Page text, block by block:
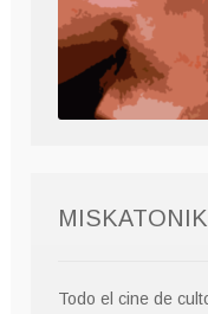
Todo el cine de